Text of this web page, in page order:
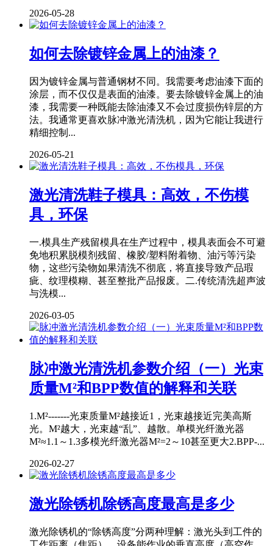
2026-05-28
如何去除镀锌金属上的油漆？
因为镀锌金属与普通钢材不同。我需要考虑油漆下面的
涂层，而不仅仅是表面的油漆。要去除镀锌金属上的油
漆，我需要一种既能去除油漆又不会过度损伤锌层的方
法。我通常更喜欢脉冲激光清洗机，因为它能让我进行
精细控制...
2026-05-21
激光清洗鞋子模具：高效，不伤模
具，环保
一.模具生产残留模具在生产过程中，模具表面会不可避
免地积累脱模剂残留、橡胶/塑料附着物、油污等污染
物，这些污染物如果清洗不彻底，将直接导致产品瑕
疵、纹理模糊、甚至整批产品报废。二.传统清洗超声波
与洗模...
2026-03-05
脉冲激光清洗机参数介绍（一）光束
质量M²和BPP数值的解释和关联
1.M²-------光束质量M²越接近1，光束越接近完美高斯
光。M²越大，光束越“乱”、越散。单模光纤激光器
M²≈1.1～1.3多模光纤激光器M²=2～10甚至更大2.BPP-...
2026-02-27
激光除锈机除锈高度最高是多少
激光除锈机的“除锈高度”分两种理解：激光头到工件的